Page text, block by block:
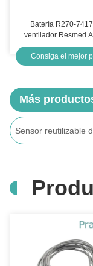
Batería R270-
ventilador Resmed
150
Consiga el mejor
Más